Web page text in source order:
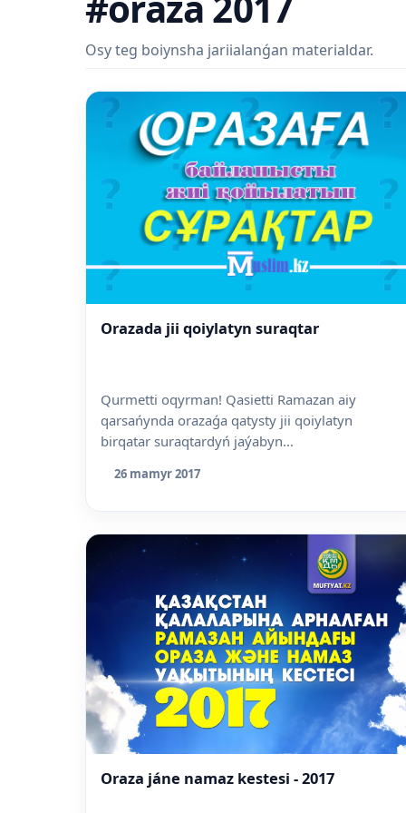
Osy teg boiynsha jariialanǵan materialdar.
Orazada jii qoiylatyn suraqtar
Qurmetti oqyrman! Qasietti Ramazan aiy
qarsańynda orazaǵa qatysty jii qoiylatyn
birqatar suraqtardyń jaýabyn...
26 mamyr 2017
Oraza jáne namaz kestesi - 2017